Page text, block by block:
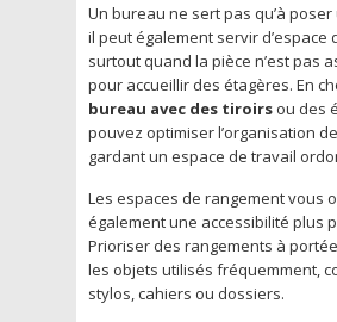
Un bureau ne sert pas qu’à
il peut également servir d’espace
surtout quand la pièce n’est pas
pour accueillir des étagères. En
bureau avec des tiroirs ou des
pouvez optimiser l’organisation
gardant un espace de travail
Les espaces de rangement vous
également une accessibilité plus
Prioriser des rangements à
les objets utilisés fréquemment,
stylos, cahiers ou dossiers.